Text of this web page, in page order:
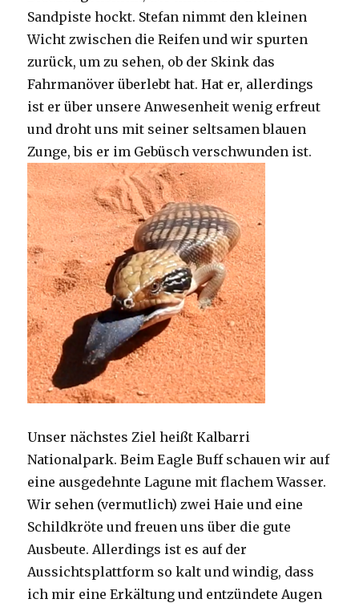
Sandpiste hockt. Stefan nimmt den kleinen
Wicht zwischen die Reifen und wir spurten
zurück, um zu sehen, ob der Skink das
Fahrmanöver überlebt hat. Hat er, allerdings
ist er über unsere Anwesenheit wenig erfreut
und droht uns mit seiner seltsamen blauen
Zunge, bis er im Gebüsch verschwunden ist.
Unser nächstes Ziel heißt Kalbarri
Nationalpark. Beim Eagle Buff schauen wir auf
eine ausgedehnte Lagune mit flachem Wasser.
Wir sehen (vermutlich) zwei Haie und eine
Schildkröte und freuen uns über die gute
Ausbeute. Allerdings ist es auf der
Aussichtsplattform so kalt und windig, dass
ich mir eine Erkältung und entzündete Augen